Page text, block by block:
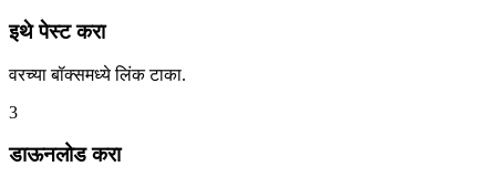
इथे पेस्ट करा
वरच्या बॉक्समध्ये लिंक टाका.
3
डाऊनलोड करा